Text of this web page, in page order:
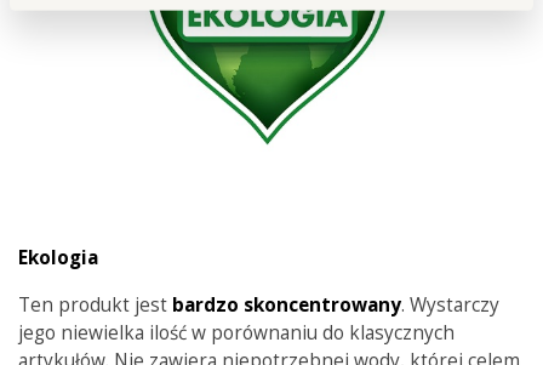
Ekologia
Ten produkt jest bardzo skoncentrowany. Wystarczy
jego niewielka ilość w porównaniu do klasycznych